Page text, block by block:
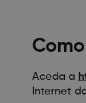
Aceda a
Internet